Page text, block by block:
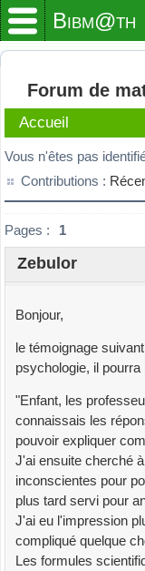
Bibm@th
Forum de
Accueil
Vous n'êtes pas
Contributions :
Pages : 1
Zebulor
Bonjour,
le témoignage
psychologie, il
"Enfant, les
connaissais les
pouvoir expliquer
J'ai ensuite cherché
inconscientes pour
plus tard servi pour
J'ai eu l'impression
compliqué quelque
Les formules